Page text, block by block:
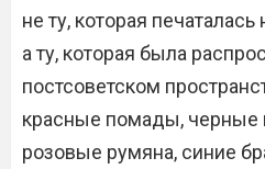
не ту, которая
а ту, которая была
постсоветском
красные помады, черные
розовые румяна, синие